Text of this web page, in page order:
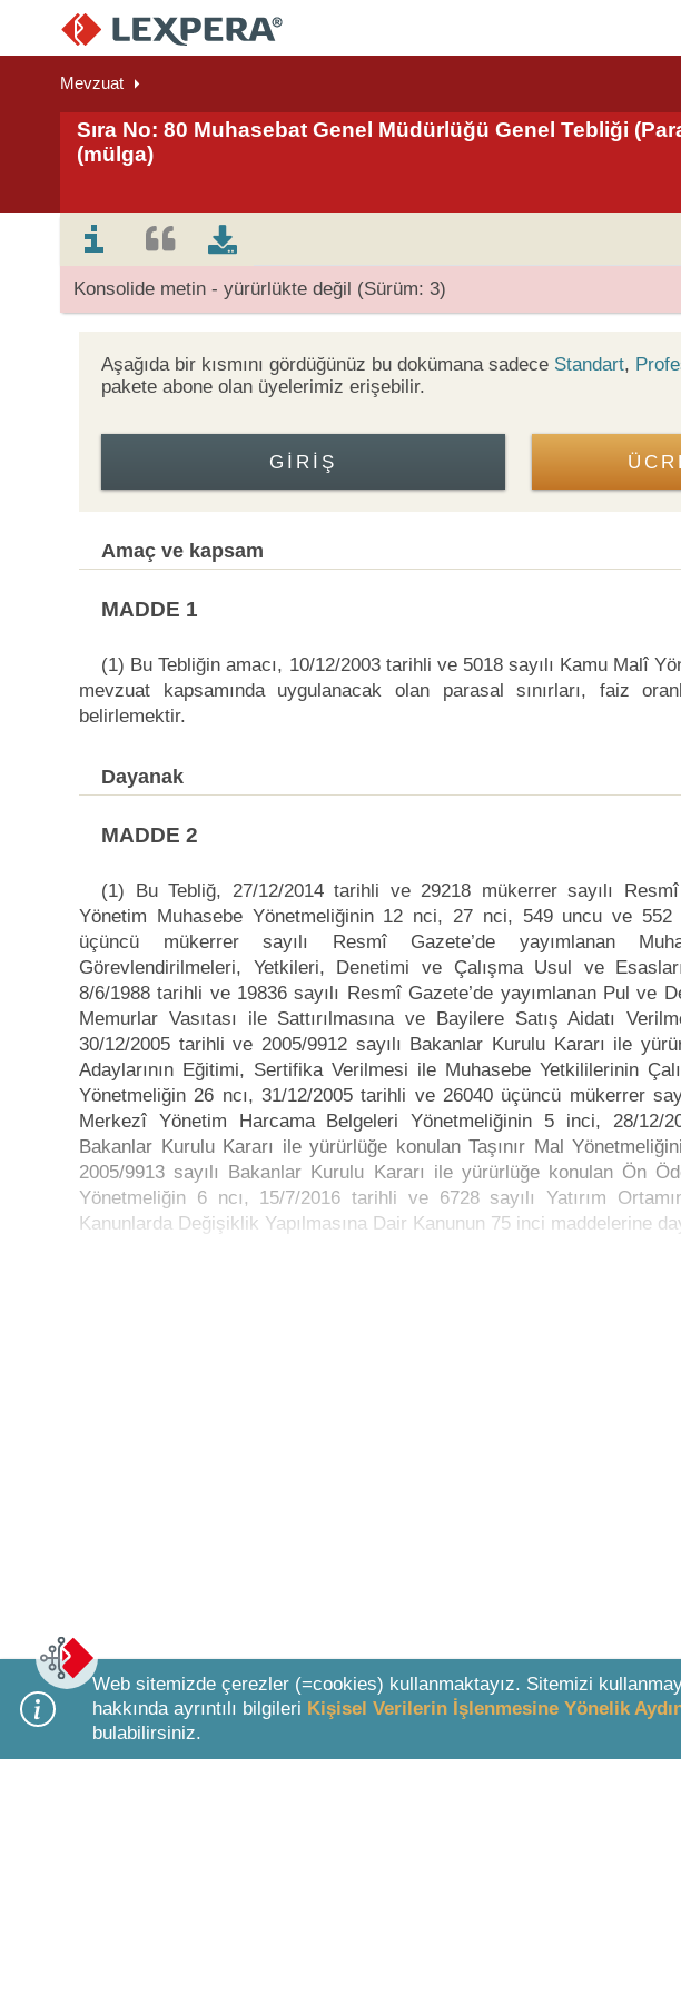
Mevzuat
Sıra No: 80 Muhasebat Genel Müdürlüğü Genel Tebliği
(mülga)
Konsolide metin - yürürlükte değil (Sürüm: 3)
Aşağıda bir kısmını gördüğünüz bu dokümana sadece Standart,
pakete abone olan üyelerimiz erişebilir.
GIRIŞ
Amaç ve kapsam
MADDE 1
(1) Bu Tebliğin amacı, 10/12/2003 tarihli ve 5018 sayılı Kamu Malî
mevzuat kapsamında uygulanacak olan parasal sınırları, faiz
belirlemektir.
Dayanak
MADDE 2
(1) Bu Tebliğ, 27/12/2014 tarihli ve 29218 mükerrer sayılı Resmî
Yönetim Muhasebe Yönetmeliğinin 12 nci, 27 nci, 549 uncu ve
üçüncü mükerrer sayılı Resmî Gazete’de yayımlanan
Görevlendirilmeleri, Yetkileri, Denetimi ve Çalışma Usul ve
8/6/1988 tarihli ve 19836 sayılı Resmî Gazete’de yayımlanan Pul ve
Memurlar Vasıtası ile Sattırılmasına ve Bayilere Satış Aidatı
30/12/2005 tarihli ve 2005/9912 sayılı Bakanlar Kurulu Kararı ile
Adaylarının Eğitimi, Sertifika Verilmesi ile Muhasebe Yetkililerinin
Yönetmeliğin 26 ncı, 31/12/2005 tarihli ve 26040 üçüncü mükerrer
Merkezî Yönetim Harcama Belgeleri Yönetmeliğinin 5 inci, 28/12/
Bakanlar Kurulu Kararı ile yürürlüğe konulan Taşınır Mal
2005/9913 sayılı Bakanlar Kurulu Kararı ile yürürlüğe konulan Ön
Yönetmeliğin 6 ncı, 15/7/2016 tarihli ve 6728 sayılı Yatırım
Kanunlarda Değişiklik Yapılmasına Dair Kanunun 75 inci maddelerine
Bottom Search Toolbar Highlight Text
Web sitemizde çerezler (=cookies) kullanmaktayız. Sitemizi
hakkında ayrıntılı bilgileri Kişisel Verilerin İşlenmesine Yönelik
bulabilirsiniz.